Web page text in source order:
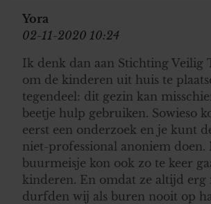
Yora
02-11-2020 10:24
Ik denk dan aan Stichting Veilig
om de kinderen uit huis te
tegendeel: dit gezin kan
beetje hulp gebruiken. Sowieso
eerst een onderzoek en je kunt
niet-professional anoniem doen.
buurmeisje kon ook zo te keer
kinderen. En omdat ze altijd erg
durfden wij als buren nooit op